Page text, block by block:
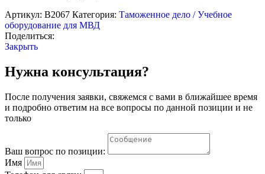
Артикул: В2067 Категория: Таможенное дело / Учебное
оборудование для МВД
Поделиться:
Закрыть
Нужна консультация?
После получения заявки, свяжемся с вами в ближайшее время
и подробно ответим на все вопросы по данной позиции и не
только
Ваш вопрос по позиции:
Имя